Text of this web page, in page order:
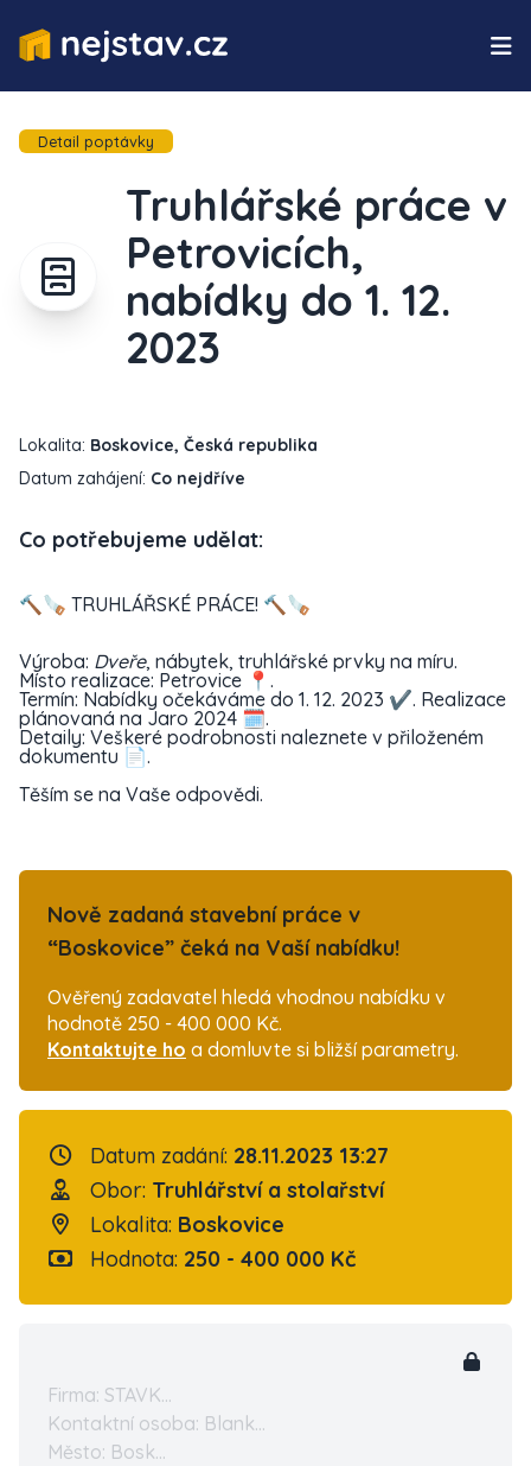
Detail poptávky
Truhlářské práce v
Petrovicích,
nabídky do 1. 12.
2023
Lokalita: Boskovice, Česká republika
Datum zahájení: Co nejdříve
Co potřebujeme udělat:
🔨🪚 TRUHLÁŘSKÉ PRÁCE! 🔨🪚
Výroba: Dveře, nábytek, truhlářské prvky na míru.
Místo realizace: Petrovice 📍.
Termín: Nabídky očekáváme do 1. 12. 2023 ✔️. Realizace
plánovaná na Jaro 2024 🗓️.
Detaily: Veškeré podrobnosti naleznete v přiloženém
dokumentu 📄.
Těším se na Vaše odpovědi.
Nově zadaná stavební práce v
“Boskovice” čeká na Vaší nabídku!
Ověřený zadavatel hledá vhodnou nabídku v
hodnotě 250 - 400 000 Kč.
Kontaktujte ho a domluvte si bližší parametry.
Datum zadání: 28.11.2023 13:27
Obor: Truhlářství a stolařství
Lokalita: Boskovice
Hodnota: 250 - 400 000 Kč
Firma: STAVK...
Kontaktní osoba: Blank...
Město: Bosk...